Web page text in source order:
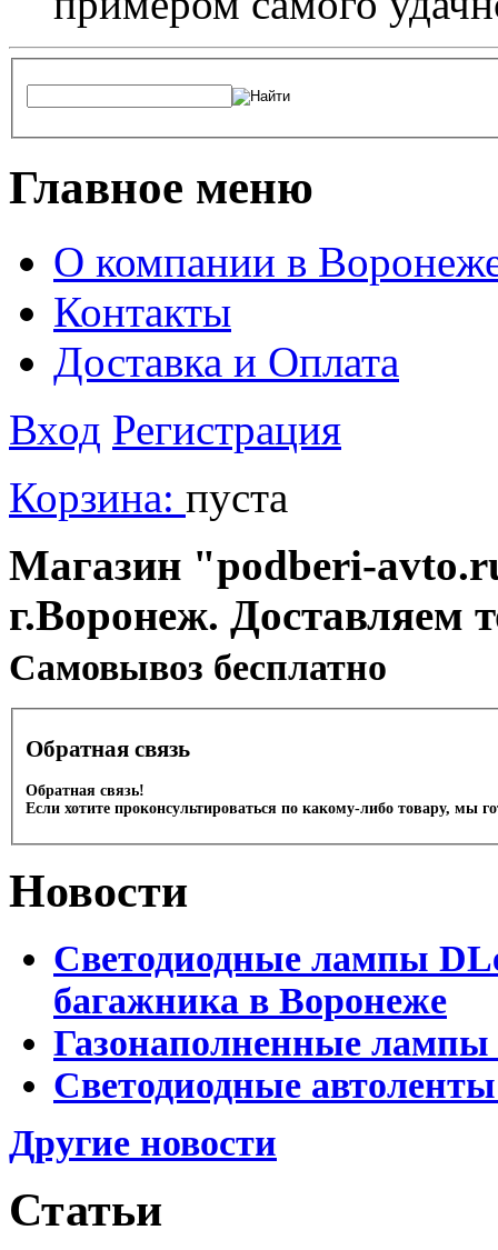
Главное меню
О компании в
Контакты
Доставка и Оплата
Вход Регистрация
Корзина: пуста
Магазин "podberi-
г.Воронеж. Доставляем
Cамовывоз бесплатно
Обратная связь
Обратная связь!
Если хотите проконсультироваться по какому-либо товару, мы
Новости
Светодиодные лампы
багажника в Воронеже
Газонаполненные
Светодиодные
Другие новости
Статьи